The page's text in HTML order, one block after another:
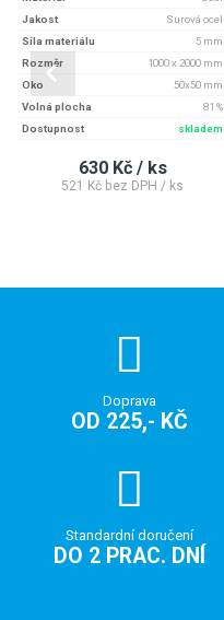
Jakost
Surová ocel
Síla materiálu
5 mm
Rozměr
1000 x 2000 mm
Oko
50x50 mm
Volná plocha
81 %
Dostupnost
skladem
630 Kč / ks
521 Kč bez DPH / ks
Doprava
OD 225,- KČ
Standardní doručení
DO 2 PRAC. DNÍ